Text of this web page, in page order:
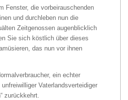
Fenster, die vorbeirauschenden
und durchleben nun die
Zeitgenossen augenblicklich
Sie sich köstlich über dieses
das nun vor ihnen
ein echter
Vaterlandsverteidiger
zurückkehrt.